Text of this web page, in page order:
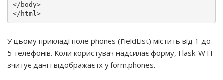
</ body>
</ html >
У цьому прикладі поле phones (FieldList) містить від 1 до
5 телефонів. Коли користувач надсилає форму, Flask-WTF
зчитує дані і відображає їх у form.phones.